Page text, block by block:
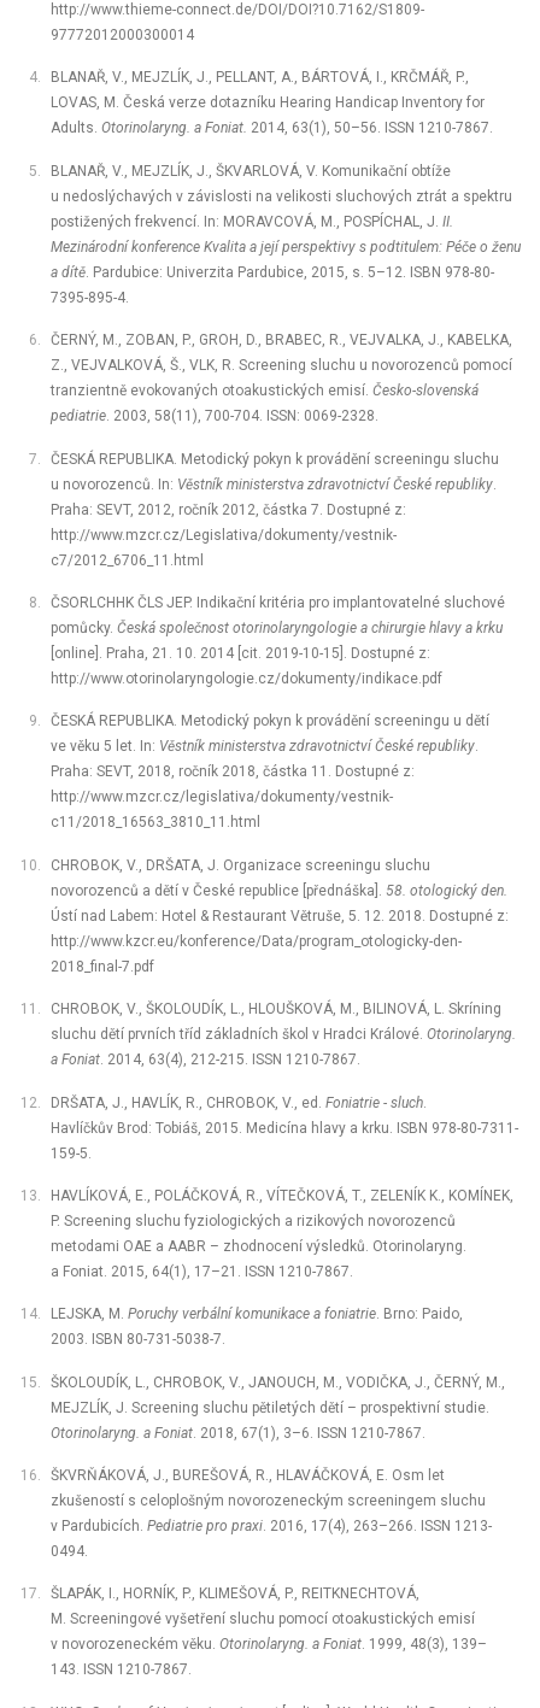
http://www.thieme-connect.de/DOI/DOI?10.7162/S1809-
97772012000300014
BLANAŘ, V., MEJZLÍK, J., PELLANT, A., BÁRTOVÁ, I., KRČMÁŘ, P.,
LOVAS, M. Česká verze dotazníku Hearing Handicap Inventory for
Adults. Otorinolaryng. a Foniat. 2014, 63(1), 50–56. ISSN 1210-7867.
BLANAŘ, V., MEJZLÍK, J., ŠKVARLOVÁ, V. Komunikační obtíže
u nedoslýchavých v závislosti na velikosti sluchových ztrát a spektru
postižených frekvencí. In: MORAVCOVÁ, M., POSPÍCHAL, J. II.
Mezinárodní konference Kvalita a její perspektivy s podtitulem: Péče o ženu
a dítě. Pardubice: Univerzita Pardubice, 2015, s. 5–12. ISBN 978-80-
7395-895-4.
ČERNÝ, M., ZOBAN, P., GROH, D., BRABEC, R., VEJVALKA, J., KABELKA,
Z., VEJVALKOVÁ, Š., VLK, R. Screening sluchu u novorozenců pomocí
tranzientně evokovaných otoakustických emisí. Česko-slovenská
pediatrie. 2003, 58(11), 700-704. ISSN: 0069-2328.
ČESKÁ REPUBLIKA. Metodický pokyn k provádění screeningu sluchu
u novorozenců. In: Věstník ministerstva zdravotnictví České republiky.
Praha: SEVT, 2012, ročník 2012, částka 7. Dostupné z:
http://www.mzcr.cz/Legislativa/dokumenty/vestnik-
c7/2012_6706_11.html
ČSORLCHHK ČLS JEP. Indikační kritéria pro implantovatelné sluchové
pomůcky. Česká společnost otorinolaryngologie a chirurgie hlavy a krku
[online]. Praha, 21. 10. 2014 [cit. 2019-10-15]. Dostupné z:
http://www.otorinolaryngologie.cz/dokumenty/indikace.pdf
ČESKÁ REPUBLIKA. Metodický pokyn k provádění screeningu u dětí
ve věku 5 let. In: Věstník ministerstva zdravotnictví České republiky.
Praha: SEVT, 2018, ročník 2018, částka 11. Dostupné z:
http://www.mzcr.cz/legislativa/dokumenty/vestnik-
c11/2018_16563_3810_11.html
CHROBOK, V., DRŠATA, J. Organizace screeningu sluchu
novorozenců a dětí v České republice [přednáška]. 58. otologický den.
Ústí nad Labem: Hotel & Restaurant Větruše, 5. 12. 2018. Dostupné z:
http://www.kzcr.eu/konference/Data/program_otologicky-den-
2018_final-7.pdf
CHROBOK, V., ŠKOLOUDÍK, L., HLOUŠKOVÁ, M., BILINOVÁ, L. Skríning
sluchu dětí prvních tříd základních škol v Hradci Králové. Otorinolaryng.
a Foniat. 2014, 63(4), 212-215. ISSN 1210-7867.
DRŠATA, J., HAVLÍK, R., CHROBOK, V., ed. Foniatrie -⁠ sluch.
Havlíčkův Brod: Tobiáš, 2015. Medicína hlavy a krku. ISBN 978-80-7311-
159-5.
HAVLÍKOVÁ, E., POLÁČKOVÁ, R., VÍTEČKOVÁ, T., ZELENÍK K., KOMÍNEK,
P. Screening sluchu fyziologických a rizikových novorozenců
metodami OAE a AABR –⁠ zhodnocení výsledků. Otorinolaryng.
a Foniat. 2015, 64(1), 17–21. ISSN 1210-7867.
LEJSKA, M. Poruchy verbální komunikace a foniatrie. Brno: Paido,
2003. ISBN 80-731-5038-7.
ŠKOLOUDÍK, L., CHROBOK, V., JANOUCH, M., VODIČKA, J., ČERNÝ, M.,
MEJZLÍK, J. Screening sluchu pětiletých dětí –⁠ prospektivní studie.
Otorinolaryng. a Foniat. 2018, 67(1), 3–6. ISSN 1210-7867.
ŠKVRŇÁKOVÁ, J., BUREŠOVÁ, R., HLAVÁČKOVÁ, E. Osm let
zkušeností s celoplošným novorozeneckým screeningem sluchu
v Pardubicích. Pediatrie pro praxi. 2016, 17(4), 263–266. ISSN 1213-
0494.
ŠLAPÁK, I., HORNÍK, P., KLIMEŠOVÁ, P., REITKNECHTOVÁ,
M. Screeningové vyšetření sluchu pomocí otoakustických emisí
v novorozeneckém věku. Otorinolaryng. a Foniat. 1999, 48(3), 139–
143. ISSN 1210-7867.